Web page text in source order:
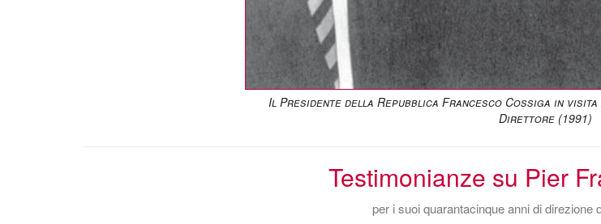
Il Presidente della Repubblica Francesco Cossiga in
Direttore (1991)
Testimonianze su Pier
per i suoi quarantacinque anni di direzione